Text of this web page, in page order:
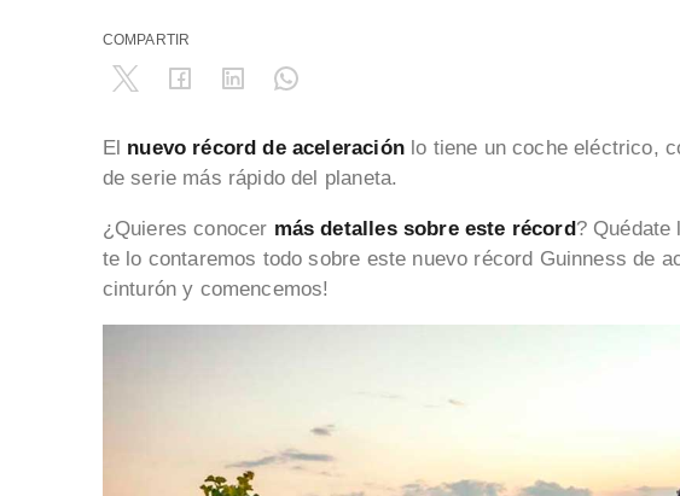
COMPARTIR
El nuevo récord de aceleraciónlo tiene un coche eléctrico,
de serie más rápido del planeta.
¿Quieres conocer más detalles sobre este récord? Quédate
te lo contaremos todo sobre este nuevo récord Guinness de
cinturón y comencemos!